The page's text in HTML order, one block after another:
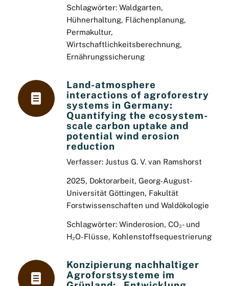
Schlagwörter: Waldgarten,
Hühnerhaltung, Flächenplanung,
Permakultur,
Wirtschaftlichkeitsberechnung,
Ernährungssicherung
Land-atmosphere
interactions of agroforestry
systems in Germany:
Quantifying the ecosystem-
scale carbon uptake and
potential wind erosion
reduction
Verfasser: Justus G. V. van Ramshorst
2025, Doktorarbeit, Georg-August-
Universität Göttingen, Fakultät
Forstwissenschaften und Waldökologie
Schlagwörter: Winderosion, CO₂- und
H₂O-Flüsse, Kohlenstoffsequestrierung
Konzipierung nachhaltiger
Agroforstsysteme im